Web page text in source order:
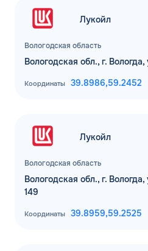
Вологодская область
Лукойл
Вологодская обл., г.
Координаты 39.8986,59.2452
Вологодская область
Лукойл
Вологодская обл., г.
149
Координаты 39.8959,59.2525